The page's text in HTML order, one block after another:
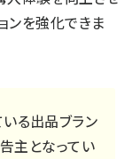
ンを強化できま
る出品ブラン
主となってい